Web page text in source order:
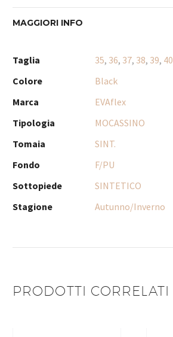
MAGGIORI INFO
Taglia 35, 36, 37, 38, 39, 40
Colore
Black
Marca
EVAflex
Tipologia
MOCASSINO
Tomaia
SINT.
Fondo
F/PU
Sottopiede
SINTETICO
Stagione
Autunno/Inverno
PRODOTTI CORRELATI